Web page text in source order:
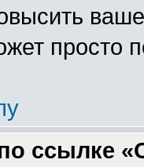
просто
ссылке